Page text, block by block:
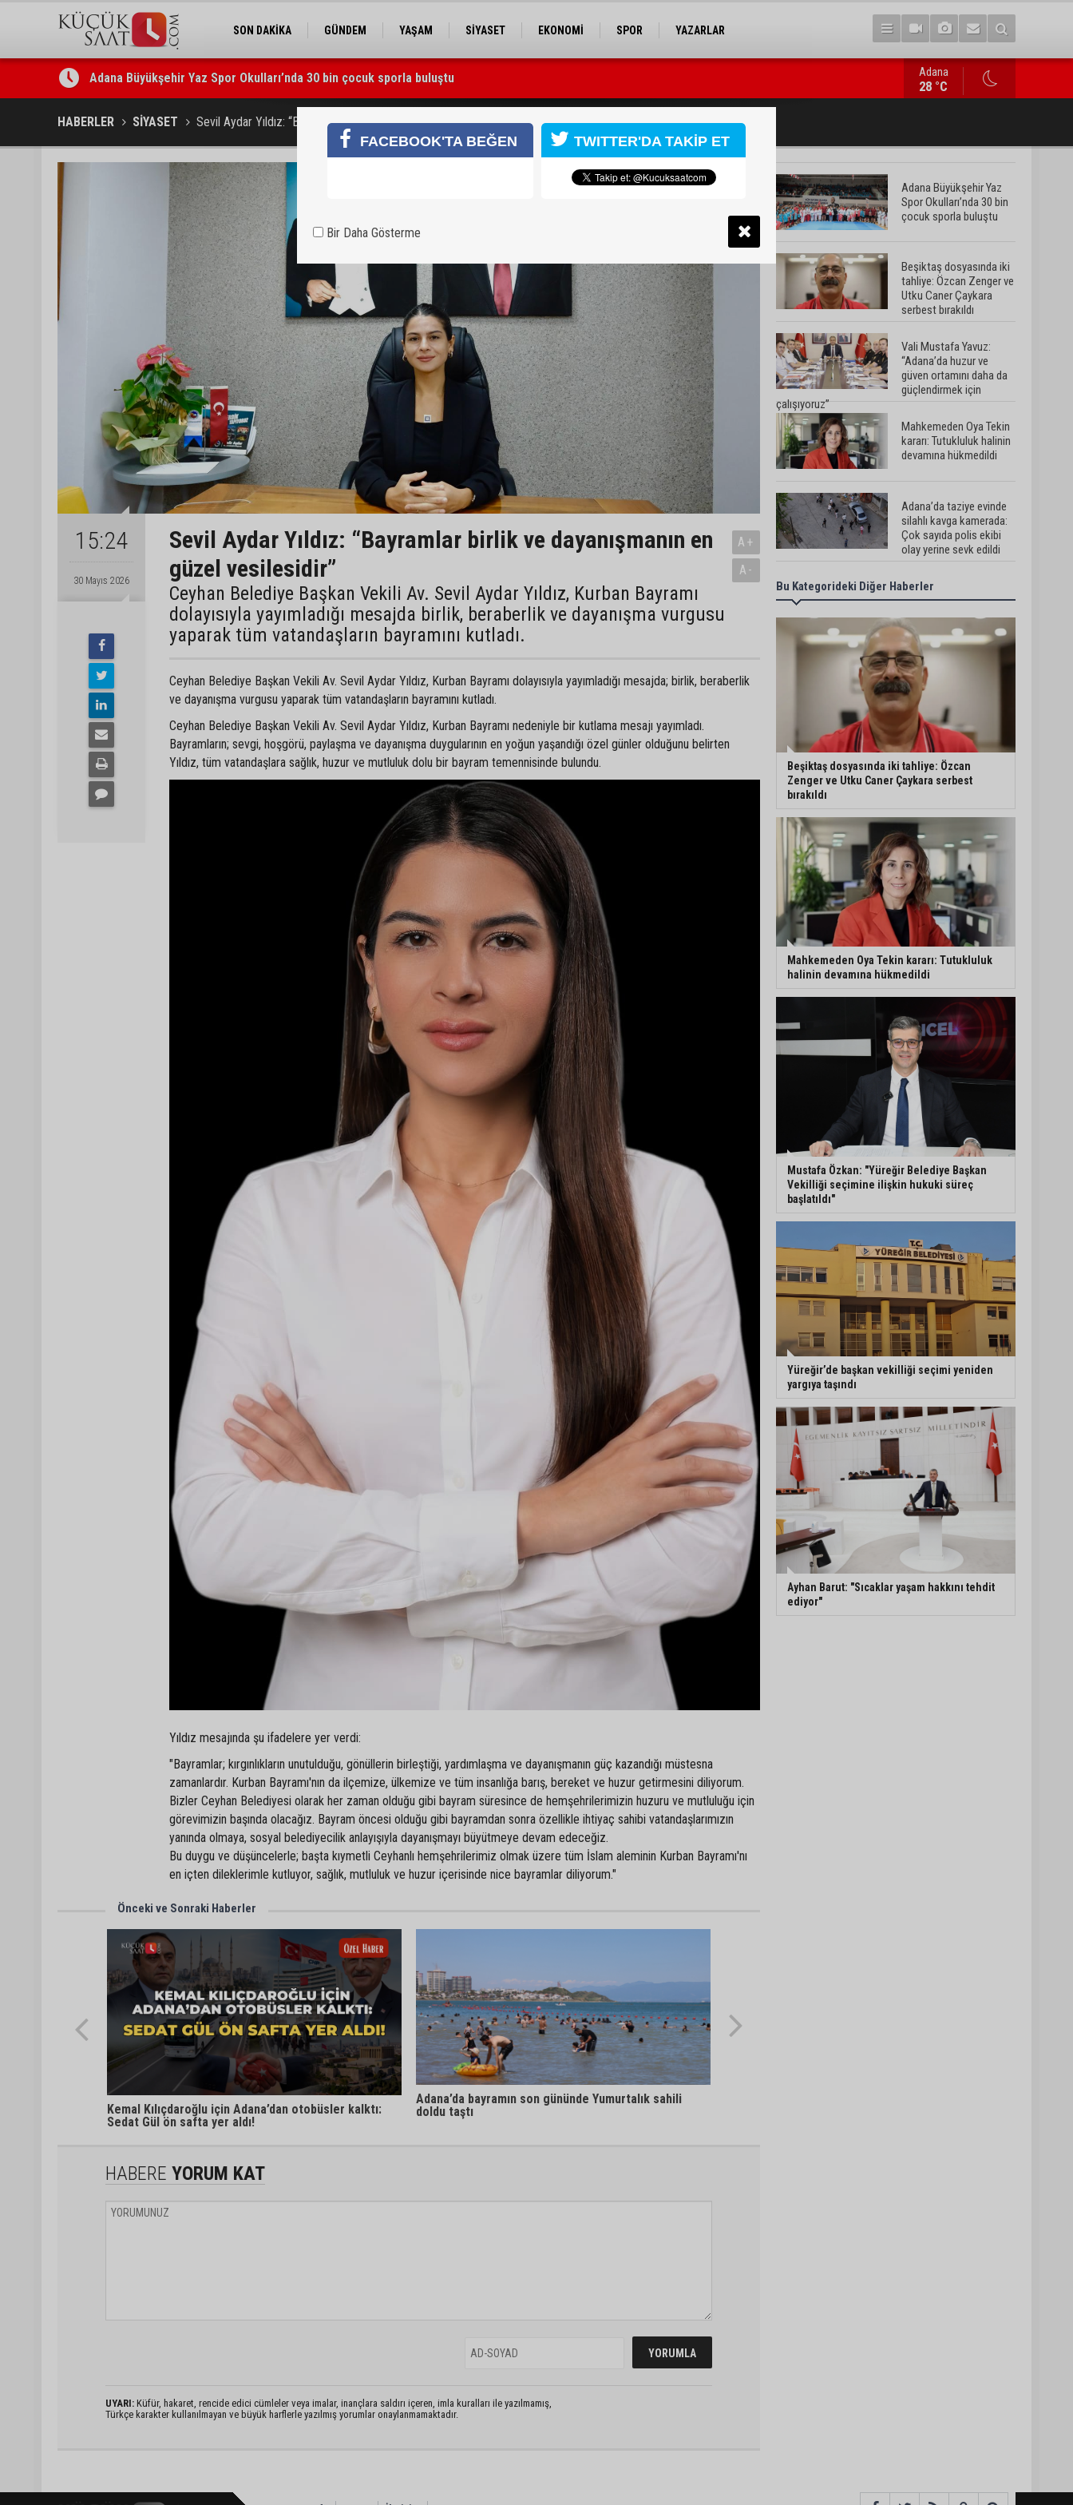
SON DAKİKA GÜNDEM YAŞAM SİYASET EKONOMİ SPOR YAZARLAR
Adana Büyükşehir Yaz Spor Okulları’nda 30 bin çocuk sporla buluştu
Beşiktaş dosyasında iki tahliye: Özcan Zenger ve Utku Caner Çaykara serbest bırakıldı
Vali Mustafa Yavuz: “Adana’da huzur ve güven ortamını daha
Adana
28 °C
HABERLER SİYASET Sevil Aydar Yıldız: “Bayramlar birlik ve dayanışmanın en güzel vesilesidir”
15:24
30 Mayıs 2026
Sevil Aydar Yıldız: “Bayramlar birlik ve dayanışmanın en
güzel vesilesidir”
Ceyhan Belediye Başkan Vekili Av. Sevil Aydar Yıldız, Kurban Bayramı
dolayısıyla yayımladığı mesajda birlik, beraberlik ve dayanışma vurgusu
yaparak tüm vatandaşların bayramını kutladı.
A+
A-
Ceyhan Belediye Başkan Vekili Av. Sevil Aydar Yıldız, Kurban Bayramı dolayısıyla yayımladığı mesajda; birlik, beraberlik
ve dayanışma vurgusu yaparak tüm vatandaşların bayramını kutladı.
Ceyhan Belediye Başkan Vekili Av. Sevil Aydar Yıldız, Kurban Bayramı nedeniyle bir kutlama mesajı yayımladı.
Bayramların; sevgi, hoşgörü, paylaşma ve dayanışma duygularının en yoğun yaşandığı özel günler olduğunu belirten
Yıldız, tüm vatandaşlara sağlık, huzur ve mutluluk dolu bir bayram temennisinde bulundu.
Yıldız mesajında şu ifadelere yer verdi:
"Bayramlar; kırgınlıkların unutulduğu, gönüllerin birleştiği, yardımlaşma ve dayanışmanın güç kazandığı müstesna
zamanlardır. Kurban Bayramı'nın da ilçemize, ülkemize ve tüm insanlığa barış, bereket ve huzur getirmesini diliyorum.
Bizler Ceyhan Belediyesi olarak her zaman olduğu gibi bayram süresince de hemşehrilerimizin huzuru ve mutluluğu için
görevimizin başında olacağız. Bayram öncesi olduğu gibi bayramdan sonra özellikle ihtiyaç sahibi vatandaşlarımızın
yanında olmaya, sosyal belediyecilik anlayışıyla dayanışmayı büyütmeye devam edeceğiz.
Bu duygu ve düşüncelerle; başta kıymetli Ceyhanlı hemşehrilerimiz olmak üzere tüm İslam aleminin Kurban Bayramı'nı
en içten dileklerimle kutluyor, sağlık, mutluluk ve huzur içerisinde nice bayramlar diliyorum."
Önceki ve Sonraki Haberler
Kemal Kılıçdaroğlu için Adana’dan otobüsler kalktı:
Sedat Gül ön safta yer aldı!
Adana’da bayramın son gününde Yumurtalık sahili
doldu taştı
HABERE YORUM KAT
UYARI: Küfür, hakaret, rencide edici cümleler veya imalar, inançlara saldırı içeren, imla kuralları ile yazılmamış,
Türkçe karakter kullanılmayan ve büyük harflerle yazılmış yorumlar onaylanmamaktadır.
Adana Büyükşehir Yaz
Spor Okulları’nda 30 bin
çocuk sporla buluştu
Beşiktaş dosyasında iki
tahliye: Özcan Zenger ve
Utku Caner Çaykara
serbest bırakıldı
Vali Mustafa Yavuz:
“Adana’da huzur ve
güven ortamını daha da
güçlendirmek için
çalışıyoruz”
Mahkemeden Oya Tekin
kararı: Tutukluluk halinin
devamına hükmedildi
Adana’da taziye evinde
silahlı kavga kamerada:
Çok sayıda polis ekibi
olay yerine sevk edildi
Adana’da parktaki OED
cihazını çalan şüpheli
tutuklandı
Seyhan’da fırın ve
pastanelere hijyen
denetimi gerçekleştirildi
Eski polis memuru Ergün
Karakaya’nın öldürüldüğü
silahlı kavganın
görüntüleri ortaya çıktı
İmamoğlu’nda hijyen ve
etiket kontrolü
Mustafa Özkan: "Yüreğir
Belediye Başkan Vekilliği
seçimine ilişkin hukuki
süreç başlatıldı"
Bu Kategorideki Diğer Haberler
Beşiktaş dosyasında iki tahliye: Özcan
Zenger ve Utku Caner Çaykara serbest
bırakıldı
Mahkemeden Oya Tekin kararı: Tutukluluk
halinin devamına hükmedildi
Mustafa Özkan: "Yüreğir Belediye Başkan
Vekilliği seçimine ilişkin hukuki süreç
başlatıldı"
Yüreğir’de başkan vekilliği seçimi yeniden
yargıya taşındı
Ayhan Barut: "Sıcaklar yaşam hakkını tehdit
ediyor"
FACEBOOK'TA BEĞEN TWITTER'DA TAKİP ET
Bir Daha Gösterme